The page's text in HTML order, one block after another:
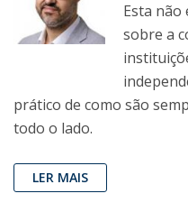
Esta
sobre a
prático de como são
todo o lado.
LER MAIS